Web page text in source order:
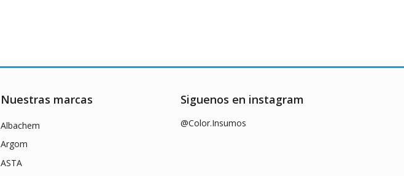
Nuestras marcas
Albachem
Argom
ASTA
Siguenos en instagram
@Color.Insumos